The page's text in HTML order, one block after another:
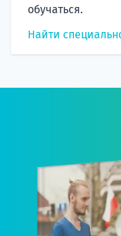
обучаться.
Найти